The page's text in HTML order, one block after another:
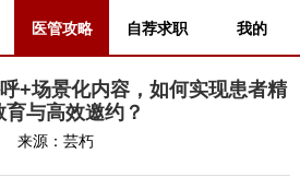
医管攻略 自荐求职 我的
+场景化内容，如何实现患者精
育与高效邀约？
来源： 芸朽